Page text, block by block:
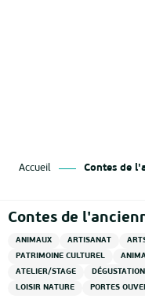
Accueil Contes de
Contes de
ANIMAUX ARTISANAT
PATRIMOINE CULTUREL
ATELIER/STAGE
LOISIR NATURE
PORTES